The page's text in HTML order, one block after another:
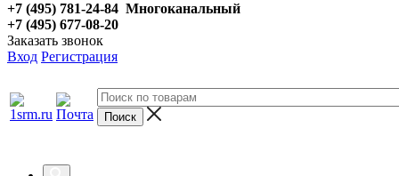
+7 (495) 781-24-84 Многоканальный
+7 (495) 677-08-20
Заказать звонок
Вход Регистрация